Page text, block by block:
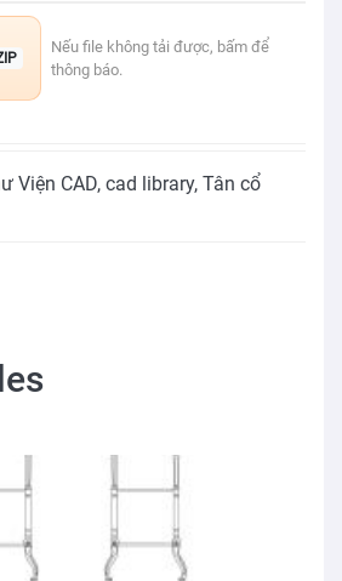
Nếu file không tải được, bấm để
thông báo.
Viện CAD, cad library, Tân cổ